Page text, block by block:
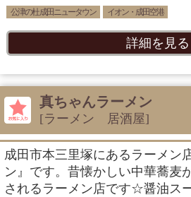
公津の杜 成田ニュータウン イオン・成田空港
詳細を見る
真ちゃんラーメン
[ラーメン 居酒屋]
成田市本三里塚にあるラーメン
ン』です。昔懐かしい中華蕎麦
されるラーメン店です☆醤油ス